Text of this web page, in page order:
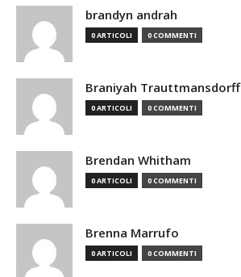
brandyn andrah
0 ARTICOLI 0 COMMENTI
Braniyah Trauttmansdorff
0 ARTICOLI 0 COMMENTI
Brendan Whitham
0 ARTICOLI 0 COMMENTI
Brenna Marrufo
0 ARTICOLI 0 COMMENTI